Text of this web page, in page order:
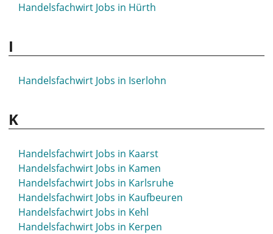
Handelsfachwirt Jobs in Hürth
I
Handelsfachwirt Jobs in Iserlohn
K
Handelsfachwirt Jobs in Kaarst
Handelsfachwirt Jobs in Kamen
Handelsfachwirt Jobs in Karlsruhe
Handelsfachwirt Jobs in Kaufbeuren
Handelsfachwirt Jobs in Kehl
Handelsfachwirt Jobs in Kerpen